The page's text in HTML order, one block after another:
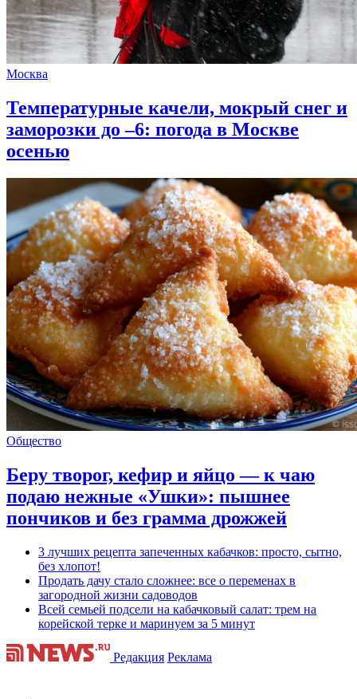
Москва
Температурные качели, мокрый снег и
заморозки до –6: погода в Москве
осенью
Общество
Беру творог, кефир и яйцо — к чаю
подаю нежные «Ушки»: пышнее
пончиков и без грамма дрожжей
3 лучших рецепта запеченных кабачков: просто, сытно,
без хлопот!
Продать дачу стало сложнее: все о переменах в
загородной жизни садоводов
Всей семьей подсели на кабачковый салат: трем на
корейской терке и маринуем за 5 минут
Редакция Реклама